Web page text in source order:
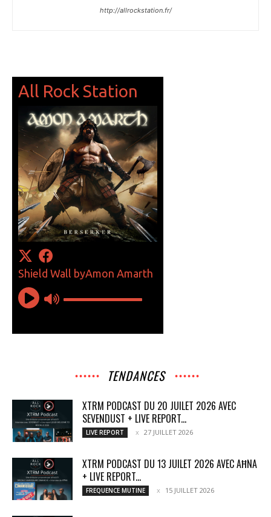
http://allrockstation.fr/
TENDANCES
XTRM PODCAST DU 20 JUILET 2026 AVEC
SEVENDUST + LIVE REPORT...
LIVE REPORT 27 JUILLET 2026
XTRM PODCAST DU 13 JUILET 2026 AVEC AĦNA
+ LIVE REPORT...
FREQUENCE MUTINE 15 JUILLET 2026